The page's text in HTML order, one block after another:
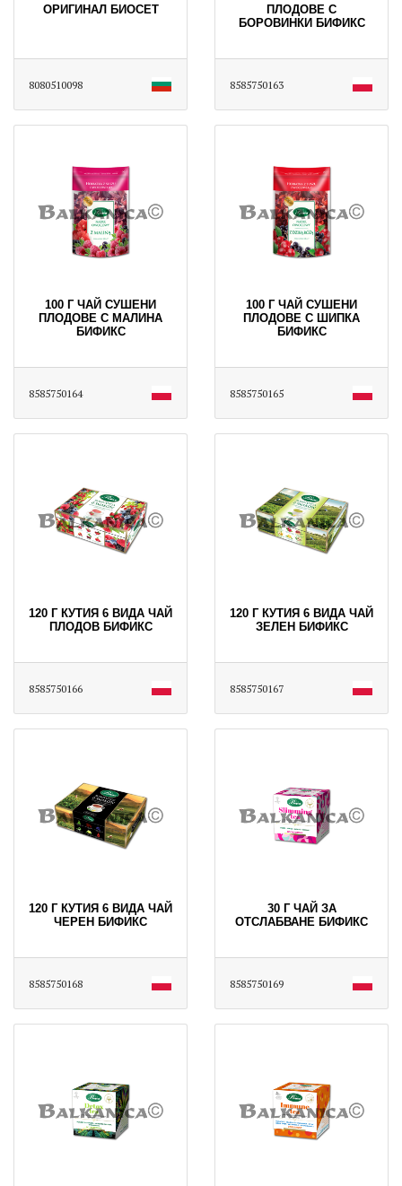
ОРИГИНАЛ БИОСЕТ
8080510098
ПЛОДОВЕ С
БОРОВИНКИ БИФИКС
8585750163
100 Г ЧАЙ СУШЕНИ
ПЛОДОВЕ С МАЛИНА
БИФИКС
8585750164
100 Г ЧАЙ СУШЕНИ
ПЛОДОВЕ С ШИПКА
БИФИКС
8585750165
120 Г КУТИЯ 6 ВИДА ЧАЙ
ПЛОДОВ БИФИКС
8585750166
120 Г КУТИЯ 6 ВИДА ЧАЙ
ЗЕЛЕН БИФИКС
8585750167
120 Г КУТИЯ 6 ВИДА ЧАЙ
ЧЕРЕН БИФИКС
8585750168
30 Г ЧАЙ ЗА
ОТСЛАБВАНЕ БИФИКС
8585750169